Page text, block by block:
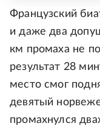
Французский
и даже два
км промаха не
результат 28
место смог
девятый
промахнулся